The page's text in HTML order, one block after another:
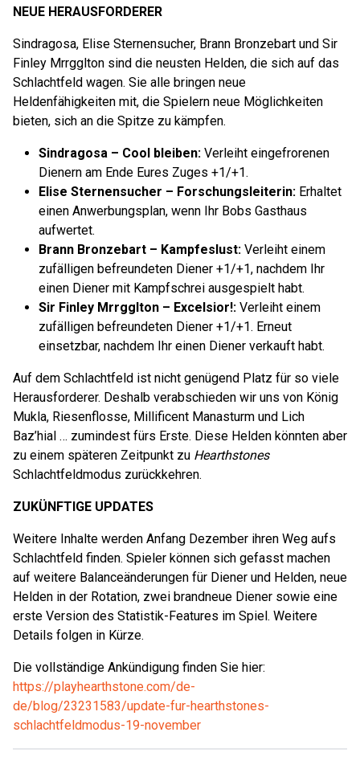
NEUE HERAUSFORDERER
Sindragosa, Elise Sternensucher, Brann Bronzebart und Sir
Finley Mrrgglton sind die neusten Helden, die sich auf das
Schlachtfeld wagen. Sie alle bringen neue
Heldenfähigkeiten mit, die Spielern neue Möglichkeiten
bieten, sich an die Spitze zu kämpfen.
Sindragosa – Cool bleiben: Verleiht eingefrorenen
Dienern am Ende Eures Zuges +1/+1.
Elise Sternensucher – Forschungsleiterin: Erhaltet
einen Anwerbungsplan, wenn Ihr Bobs Gasthaus
aufwertet.
Brann Bronzebart – Kampfeslust: Verleiht einem
zufälligen befreundeten Diener +1/+1, nachdem Ihr
einen Diener mit Kampfschrei ausgespielt habt.
Sir Finley Mrrgglton – Excelsior!: Verleiht einem
zufälligen befreundeten Diener +1/+1. Erneut
einsetzbar, nachdem Ihr einen Diener verkauft habt.
Auf dem Schlachtfeld ist nicht genügend Platz für so viele
Herausforderer. Deshalb verabschieden wir uns von König
Mukla, Riesenflosse, Millificent Manasturm und Lich
Baz’hial … zumindest fürs Erste. Diese Helden könnten aber
zu einem späteren Zeitpunkt zu Hearthstones
Schlachtfeldmodus zurückkehren.
ZUKÜNFTIGE UPDATES
Weitere Inhalte werden Anfang Dezember ihren Weg aufs
Schlachtfeld finden. Spieler können sich gefasst machen
auf weitere Balanceänderungen für Diener und Helden, neue
Helden in der Rotation, zwei brandneue Diener sowie eine
erste Version des Statistik-Features im Spiel. Weitere
Details folgen in Kürze.
Die vollständige Ankündigung finden Sie hier:
https://playhearthstone.com/de-
de/blog/23231583/update-fur-hearthstones-
schlachtfeldmodus-19-november